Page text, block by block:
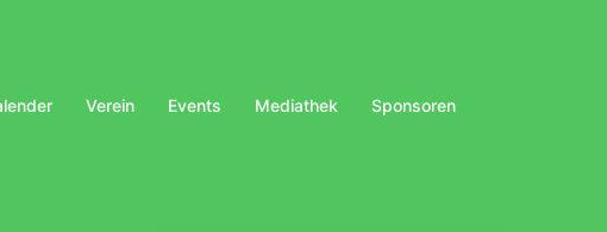
Verein Events Mediathek
Sponsoren